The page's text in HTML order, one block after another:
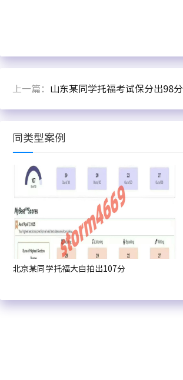
上一篇： 山东某同学托福考试保分出98分
同类型案例
北京某同学托福大自拍出107分